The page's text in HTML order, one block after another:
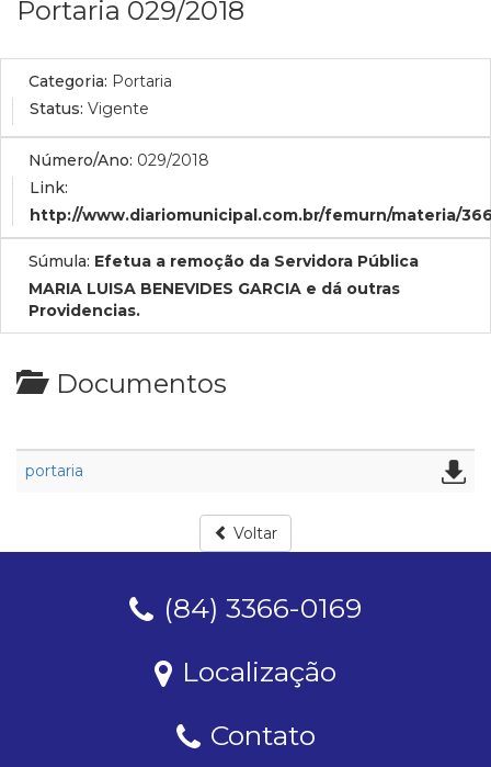
Portaria 029/2018
Categoria: Portaria
Status: Vigente
Número/Ano: 029/2018
Link:
http://www.diariomunicipal.com.br/femurn/materia/
Súmula: Efetua a remoção da Servidora Pública
MARIA LUISA BENEVIDES GARCIA e dá outras
Providencias.
Documentos
portaria
Voltar
(84) 3366-0169
Localização
Contato